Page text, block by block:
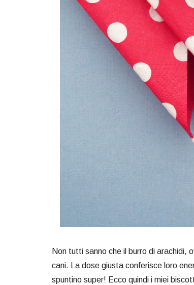
Non tutti sanno che il burro di arachidi,
cani. La dose giusta conferisce loro
spuntino super! Ecco quindi i miei